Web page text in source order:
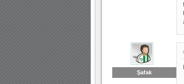
Şafak